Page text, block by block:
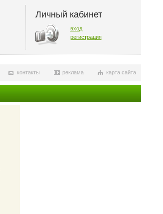
Личный кабинет
вход
регистрация
карта сайта
реклама
контакты